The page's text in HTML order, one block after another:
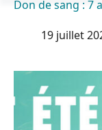
Don de sang : 7
19 juillet